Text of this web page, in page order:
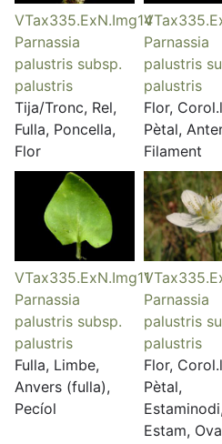
VTax335.ExN.Img14
Parnassia
palustris subsp.
palustris
Tija/Tronc, Rel,
Fulla, Poncella,
Flor
Parnassia
palustris
palustris
Flor,
Pètal,
Filament
VTax335.ExN.Img11
Parnassia
palustris subsp.
palustris
Fulla, Limbe,
Anvers (fulla),
Pecíol
Parnassia
palustris
palustris
Flor,
Pètal,
Estaminodi,
Estam,